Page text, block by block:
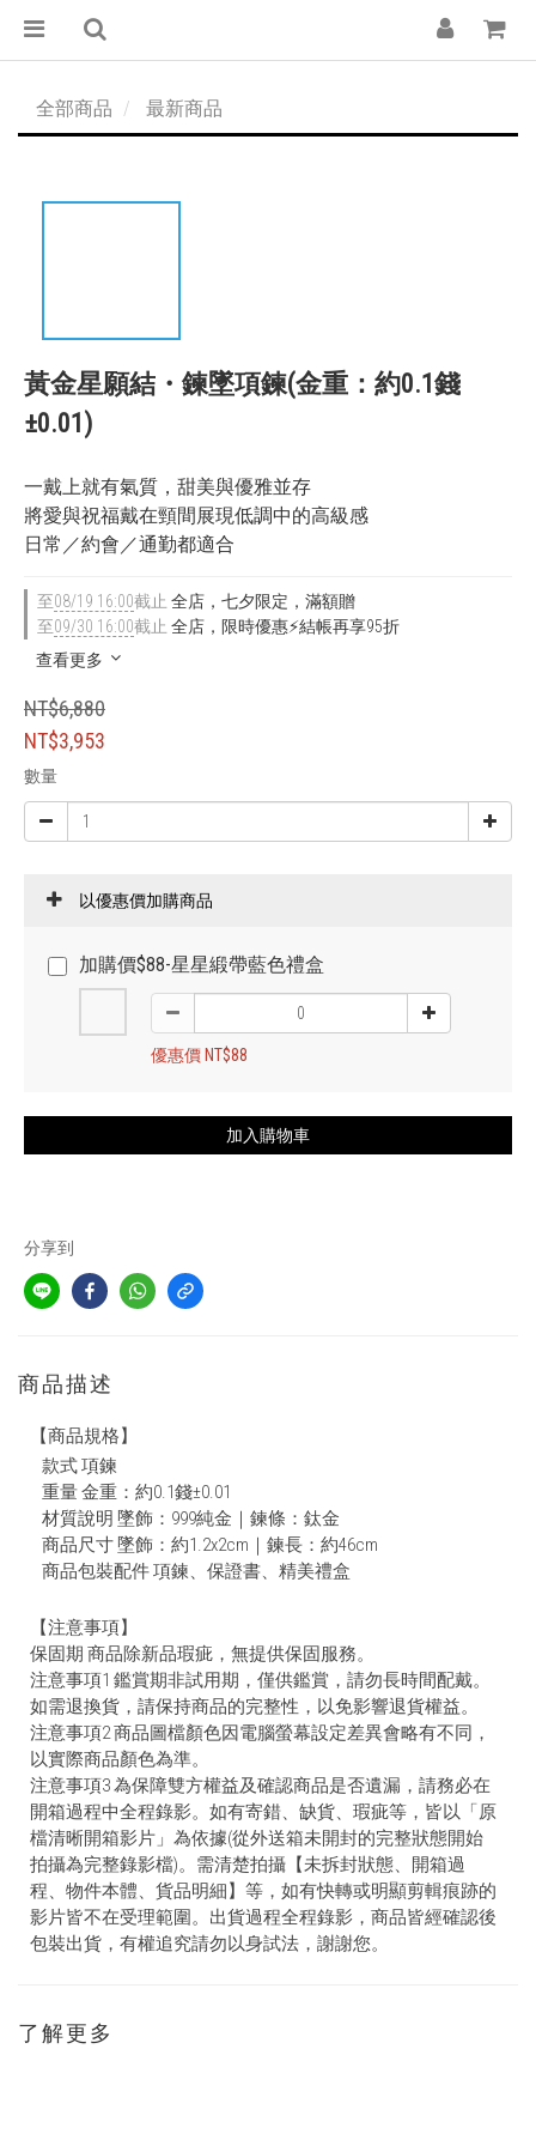
全部商品 最新商品
黃金星願結・鍊墜項鍊(金重：約0.1錢
±0.01)
一戴上就有氣質，甜美與優雅並存
將愛與祝福戴在頸間展現低調中的高級感
日常／約會／通勤都適合
至08/19 16:00截止 全店，七夕限定，滿額贈
至09/30 16:00截止 全店，限時優惠⚡結帳再享95折
查看更多
NT$6,880
NT$3,953
數量
以優惠價加購商品
加購價$88-星星緞帶藍色禮盒
優惠價 NT$88
加入購物車
分享到
商品描述
【商品規格】
款式 項鍊
重量 金重：約0.1錢±0.01
材質說明 墜飾：999純金｜鍊條：鈦金
商品尺寸 墜飾：約1.2x2cm｜鍊長：約46cm
商品包裝配件 項鍊、保證書、精美禮盒
【注意事項】
保固期 商品除新品瑕疵，無提供保固服務。
注意事項1 鑑賞期非試用期，僅供鑑賞，請勿長時間配戴。
如需退換貨，請保持商品的完整性，以免影響退貨權益。
注意事項2 商品圖檔顏色因電腦螢幕設定差異會略有不同，
以實際商品顏色為準。
注意事項3 為保障雙方權益及確認商品是否遺漏，請務必在
開箱過程中全程錄影。如有寄錯、缺貨、瑕疵等，皆以「原
檔清晰開箱影片」為依據(從外送箱未開封的完整狀態開始
拍攝為完整錄影檔)。需清楚拍攝【未拆封狀態、開箱過
程、物件本體、貨品明細】等，如有快轉或明顯剪輯痕跡的
影片皆不在受理範圍。出貨過程全程錄影，商品皆經確認後
包裝出貨，有權追究請勿以身試法，謝謝您。
了解更多